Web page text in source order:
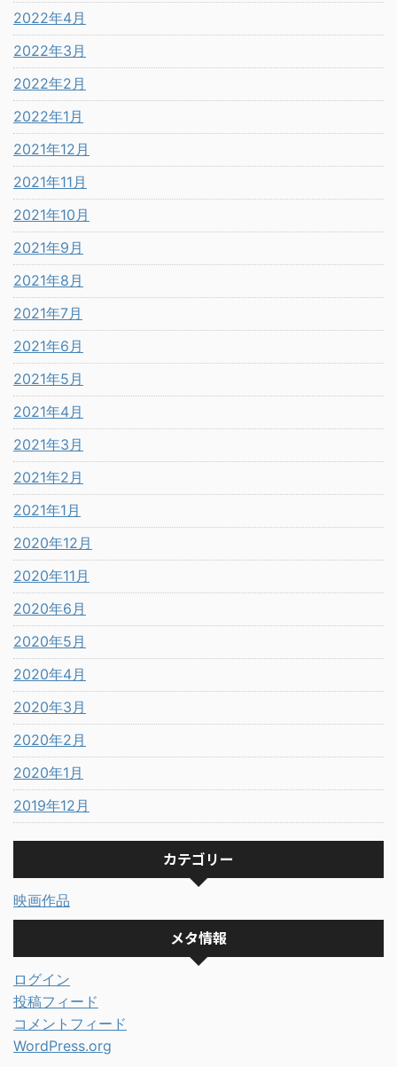
2022年4月
2022年3月
2022年2月
2022年1月
2021年12月
2021年11月
2021年10月
2021年9月
2021年8月
2021年7月
2021年6月
2021年5月
2021年4月
2021年3月
2021年2月
2021年1月
2020年12月
2020年11月
2020年6月
2020年5月
2020年4月
2020年3月
2020年2月
2020年1月
2019年12月
カテゴリー
映画作品
メタ情報
ログイン
投稿フィード
コメントフィード
WordPress.org